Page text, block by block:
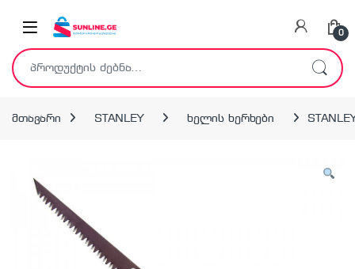
0
ძებნა:
მთავარი STANLEY ხელის ხერხები